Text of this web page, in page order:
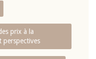
prix à la
perspectives